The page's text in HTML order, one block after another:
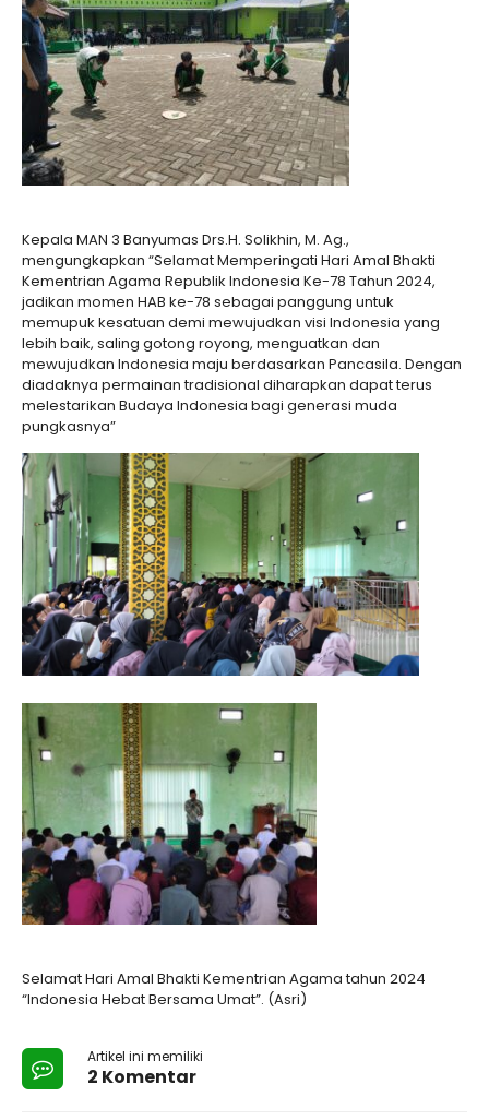
Kepala MAN 3 Banyumas Drs.H. Solikhin, M. Ag.,
mengungkapkan “Selamat Memperingati Hari Amal Bhakti
Kementrian Agama Republik Indonesia Ke-78 Tahun 2024,
jadikan momen HAB ke-78 sebagai panggung untuk
memupuk kesatuan demi mewujudkan visi Indonesia yang
lebih baik, saling gotong royong, menguatkan dan
mewujudkan Indonesia maju berdasarkan Pancasila. Dengan
diadaknya permainan tradisional diharapkan dapat terus
melestarikan Budaya Indonesia bagi generasi muda
pungkasnya”
Selamat Hari Amal Bhakti Kementrian Agama tahun 2024
“Indonesia Hebat Bersama Umat”. (Asri)
Artikel ini memiliki
2 Komentar